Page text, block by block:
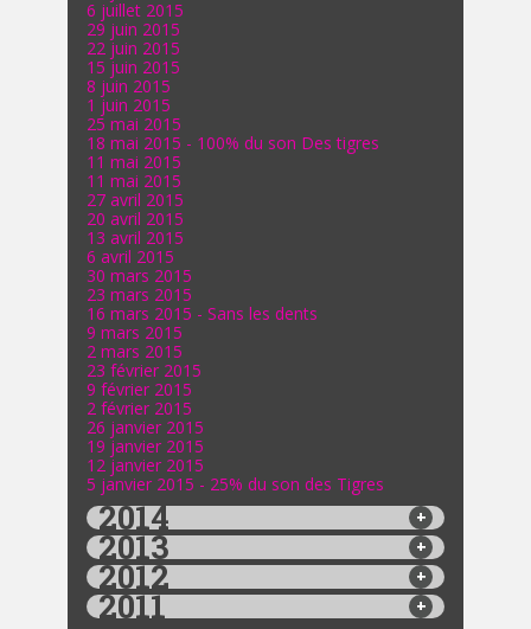
6 juillet 2015
29 juin 2015
22 juin 2015
15 juin 2015
8 juin 2015
1 juin 2015
25 mai 2015
18 mai 2015 - 100% du son Des tigres
11 mai 2015
11 mai 2015
27 avril 2015
20 avril 2015
13 avril 2015
6 avril 2015
30 mars 2015
23 mars 2015
16 mars 2015 - Sans les dents
9 mars 2015
2 mars 2015
23 février 2015
9 février 2015
2 février 2015
26 janvier 2015
19 janvier 2015
12 janvier 2015
5 janvier 2015 - 25% du son des Tigres
2014
2013
2012
2011